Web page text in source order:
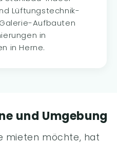
Lüftungstechnik-
Aufbauten
in
in Herne.
und Umgebung
mieten möchte, hat